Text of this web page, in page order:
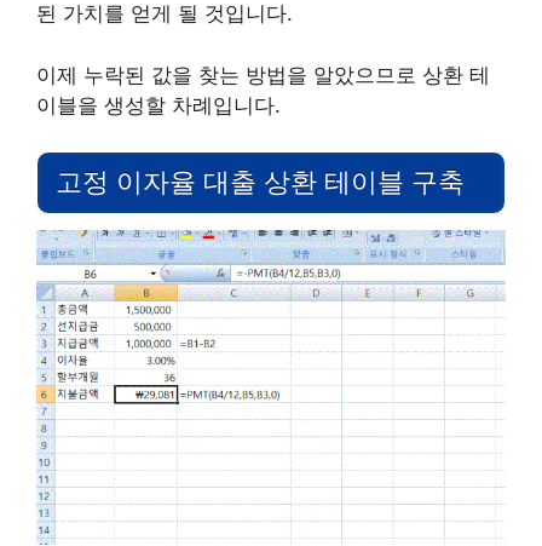
된 가치를 얻게 될 것입니다.
이제 누락된 값을 찾는 방법을 알았으므로 상환 테
이블을 생성할 차례입니다.
고정 이자율 대출 상환 테이블 구축